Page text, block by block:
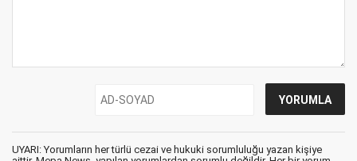
UYARI: Yorumların her türlü cezai ve hukuki sorumluluğu yazan kişiye